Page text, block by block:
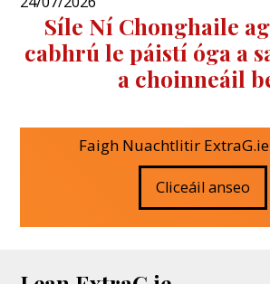
Síle Ní Chonghaile
cabhrú le páistí óga a
a choinneáil
Faigh Nuachtlitir
Cliceáil anseo